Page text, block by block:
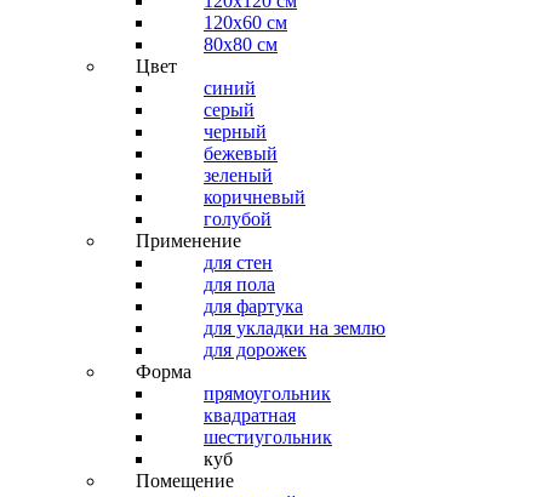
120x60 см
80x80 см
Цвет
синий
серый
черный
бежевый
зеленый
коричневый
голубой
Применение
для стен
для пола
для фартука
для укладки на землю
для дорожек
Форма
прямоугольник
квадратная
шестиугольник
куб
Помещение